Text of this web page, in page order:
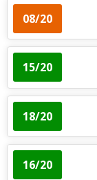
08/20
15/20
18/20
16/20